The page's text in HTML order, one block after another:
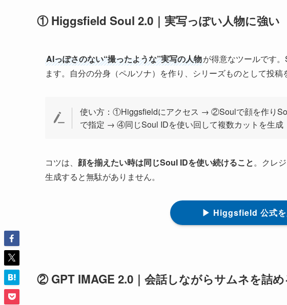
① Higgsfield Soul 2.0｜実写っぽい人物に強い
AIっぽさのない“撮ったような”実写の人物が得意なツールです
ます。自分の分身（ペルソナ）を作り、シリーズものとして投稿
使い方：①Higgsfieldにアクセス → ②Soulで顔を作り
で指定 → ④同じSoul IDを使い回して複数カットを生成
コツは、 顔を揃えたい時は同じSoul IDを使い続けること。クレ
生成すると無駄がありません。
▶ Higgsfield 公式を
② GPT IMAGE 2.0｜会話しながらサムネを詰め